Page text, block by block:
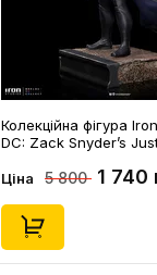
Колекційна фігура
DC: Zack Snyder’s
(Sideshow CON 2023
Ціна 5 800 1 740